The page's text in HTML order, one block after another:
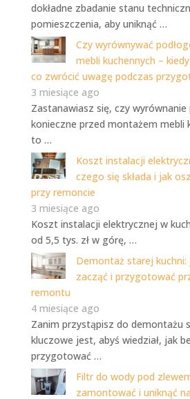
dokładne zbadanie stanu
pomieszczenia, aby uniknąć …
Czy wyrównywać
mebli kuchennych –
co zwrócić uwagę podczas
3 miesiące ago
Zastanawiasz się, czy wyrównanie
konieczne przed montażem mebli
to …
Koszt instalacji
czego się składa i jak
przy remoncie
3 miesiące ago
Koszt instalacji elektrycznej w
od 5,5 tys. zł w górę, …
Demontaż starej kuchni:
zacząć i przygotować
remontu
4 miesiące ago
Zanim przystąpisz do demontażu
kluczowe jest, abyś wiedział, jak
przygotować …
Filtr do wody pod
zamontować i uniknąć